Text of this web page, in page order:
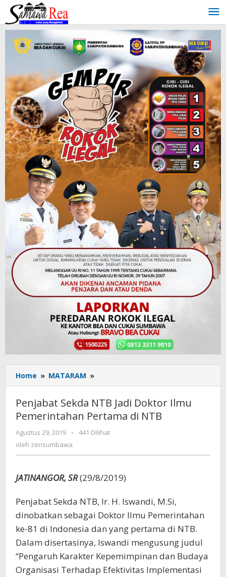
Lewati
konten
Home » MATARAM »
Sekda
Jadi
Doktor
Ilmu
Penjabat Sekda NTB Jadi Doktor Ilmu
Pemerintahan Pertama di NTB
Agustus 29, 2019
oleh
zensumbawa
-
441 Dilihat
oleh zensumbawa
JATINANGOR, SR(29/8/2019)
Penjabat Sekda NTB, Ir. H. Iswandi, M.Si,
dinobatkan sebagai Doktor Ilmu Pemerintahan
ke-81 di Indonesia dan yang pertama di NTB.
Dalam disertasinya, Iswandi mengusung judul
“Pengaruh Karakter Kepemimpinan dan Budaya
Organisasi Terhadap Efektivitas Implementasi